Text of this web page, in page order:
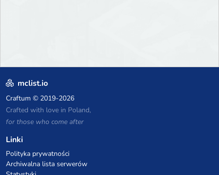
mclist.io
Craftum © 2019-2026
Crafted with love in Poland,
for those who come after
Linki
Polityka prywatności
Archiwalna lista serwerów